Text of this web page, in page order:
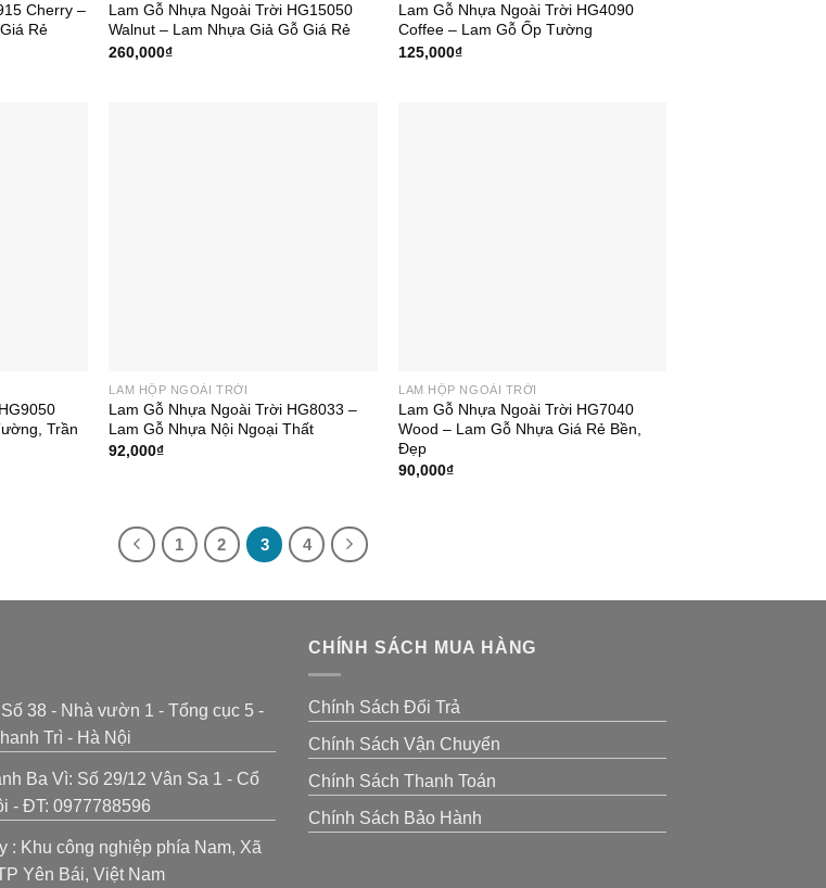
Cherry –
Rẻ
Lam Gỗ Nhựa Ngoài Trời HG15050
Walnut – Lam Nhựa Giả Gỗ Giá Rẻ
260,000₫
Lam Gỗ Nhựa Ngoài Trời HG4090
Coffee – Lam Gỗ Ốp Tường
125,000₫
Trần
LAM HỘP NGOÀI TRỜI
Lam Gỗ Nhựa Ngoài Trời HG8033 –
Lam Gỗ Nhựa Nội Ngoại Thất
92,000₫
LAM HỘP NGOÀI TRỜI
Lam Gỗ Nhựa Ngoài Trời HG7040
Wood – Lam Gỗ Nhựa Giá Rẻ Bền,
Đẹp
90,000₫
1 2 3 4
38 - Nhà vườn 1 - Tổng cục 5 -
Trì - Hà Nội
Ba Vì: Số 29/12 Vân Sa 1 - Cổ
- ĐT: 0977788596
: Khu công nghiệp phía Nam, Xã
Yên Bái, Việt Nam
CHÍNH SÁCH MUA HÀNG
Chính Sách Đổi Trả
Chính Sách Vận Chuyển
Chính Sách Thanh Toán
Chính Sách Bảo Hành